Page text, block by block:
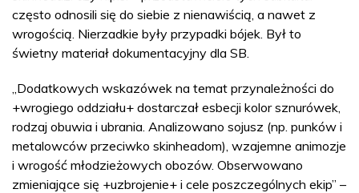
często odnosili się do siebie z nienawiścią, a nawet z
wrogością. Nierzadkie były przypadki bójek. Był to
świetny materiał dokumentacyjny dla SB.
„Dodatkowych wskazówek na temat przynależności do
+wrogiego oddziału+ dostarczał esbecji kolor sznurówek,
rodzaj obuwia i ubrania. Analizowano sojusz (np. punków i
metalowców przeciwko skinheadom), wzajemne animozje
i wrogość młodzieżowych obozów. Obserwowano
zmieniające się +uzbrojenie+ i cele poszczególnych ekip” –